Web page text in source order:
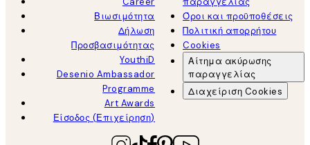
Βιωσιμότητα
Δήλωση
Προσβασιμότητας
YouthiD
Desenio Ambassador
Programme
Art Awards
Είσοδος (Επιχείρηση)
Όροι και προϋποθέσεις
Πολιτική απορρήτου
Cookies
Αίτημα ακύρωσης
παραγγελίας
Διαχείριση Cookies